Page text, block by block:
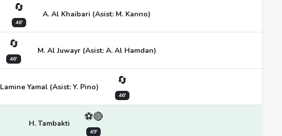
🔄
46'
A. Al Khaibari (Asist: M. Kanno)
🔄
46'
M. Al Juwayr (Asist: A. Al Hamdan)
Lamine Yamal (Asist: Y. Pino) 🔄
46'
H. Tambakti ⚽🔴
49'